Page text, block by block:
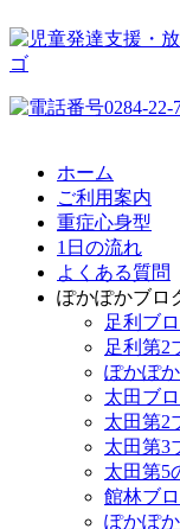
ホーム
ご利用案内
重症心身型
1日の流れ
よくある質問
ぽかぽかブロ
足利ブ
足利第2
ぽかぽ
太田ブ
太田第2
太田第3
太田第5
館林ブ
ぽかぽ